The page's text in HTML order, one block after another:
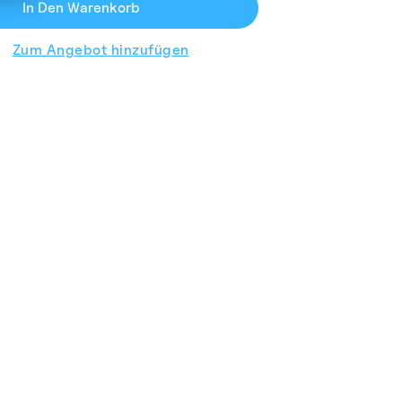
In Den Warenkorb
Zum Angebot hinzufügen